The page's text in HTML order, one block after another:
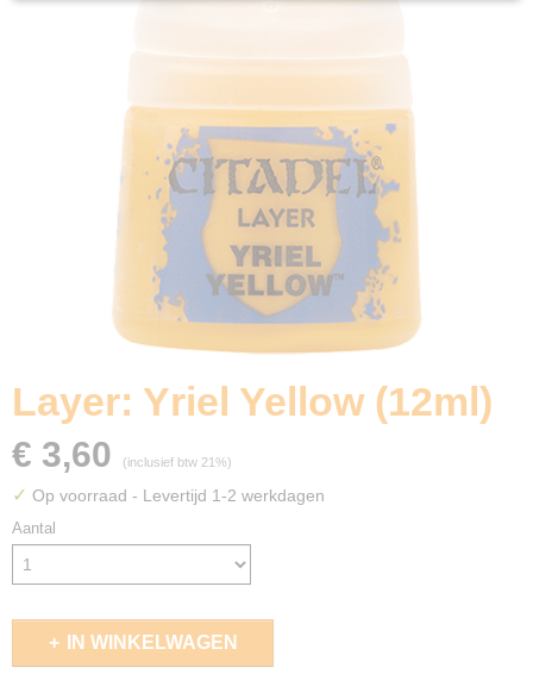
Layer: Yriel Yellow (12ml)
€ 3,60 (inclusief btw 21%)
✓ Op voorraad - Levertijd 1-2 werkdagen
Aantal
IN WINKELWAGEN